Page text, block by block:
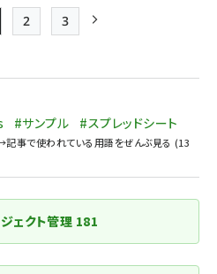
送
り
Page
2
Page
3
#サンプル
#スプレッドシート
ェクト管理 181